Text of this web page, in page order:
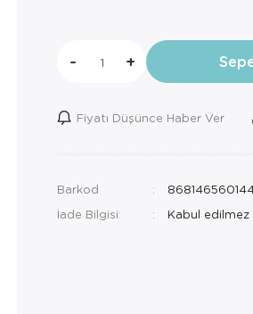
- +
Fiyatı Düşünce Haber Ver
Barkod
İade Bilgisi: